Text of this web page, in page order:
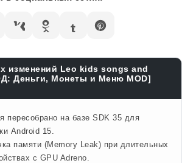
изменений Leo kids songs and
Деньги, Монеты и Меню MOD]
пересобрано на базе SDK 35 для
Android 15.
памяти (Memory Leak) при длительных
с GPU Adreno.